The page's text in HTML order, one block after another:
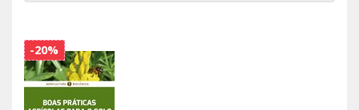
-20%